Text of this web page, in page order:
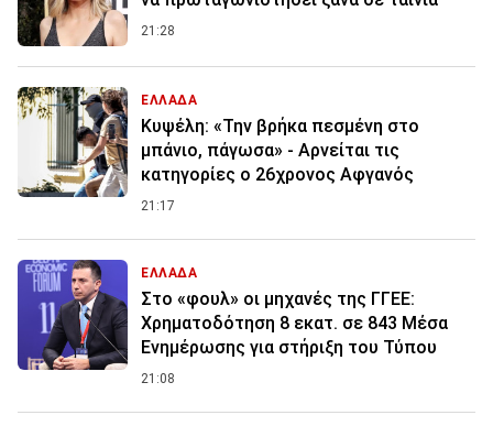
21:28
ΕΛΛΑΔΑ
Κυψέλη: «Την βρήκα πεσμένη στο
μπάνιο, πάγωσα» - Αρνείται τις
κατηγορίες ο 26χρονος Αφγανός
21:17
ΕΛΛΑΔΑ
Στο «φουλ» οι μηχανές της ΓΓΕΕ:
Χρηματοδότηση 8 εκατ. σε 843 Μέσα
Ενημέρωσης για στήριξη του Τύπου
21:08